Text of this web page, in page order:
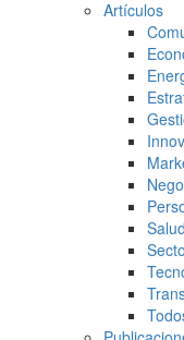
Artículos